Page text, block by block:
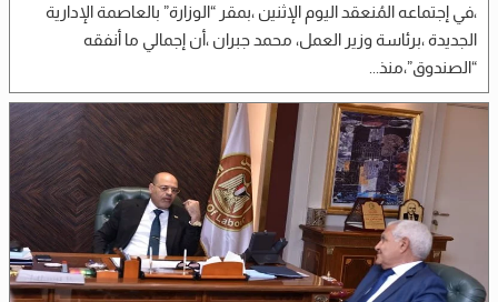
،في إجتماعه المُنعقد اليوم الإثنين ،بمقر “الوزارة” بالعاصمة الإدارية
الجديدة ،برئاسة وزير العمل، محمد جبران ،أن إجمالي ما أنفقه
“الصندوق”،منذ...